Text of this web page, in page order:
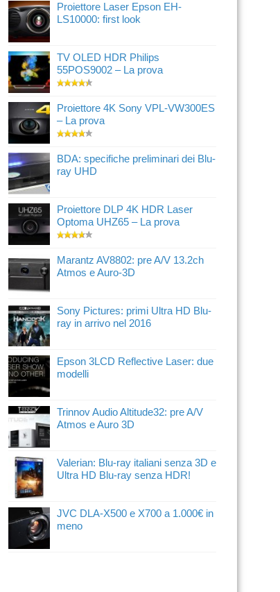
Proiettore Laser Epson EH-
LS10000: first look
TV OLED HDR Philips
55POS9002 – La prova
Proiettore 4K Sony VPL-VW300ES
– La prova
BDA: specifiche preliminari dei Blu-
ray UHD
Proiettore DLP 4K HDR Laser
Optoma UHZ65 – La prova
Marantz AV8802: pre A/V 13.2ch
Atmos e Auro-3D
Sony Pictures: primi Ultra HD Blu-
ray in arrivo nel 2016
Epson 3LCD Reflective Laser: due
modelli
Trinnov Audio Altitude32: pre A/V
Atmos e Auro 3D
Valerian: Blu-ray italiani senza 3D e
Ultra HD Blu-ray senza HDR!
JVC DLA-X500 e X700 a 1.000€ in
meno